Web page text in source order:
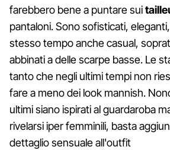
farebbero bene a puntare sui
pantaloni. Sono sofisticati,
stesso tempo anche casual,
abbinati a delle scarpe basse. Le
tanto che negli ultimi tempi non
fare a meno dei look mannish.
ultimi siano ispirati al guardaroba
rivelarsi iper femminili, basta
dettaglio sensuale all'outfit